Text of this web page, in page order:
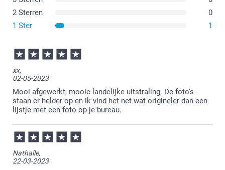
2 Sterren
0
1 Ster
1
xx,
02-05-2023
Mooi afgewerkt, mooie landelijke uitstraling. De foto's
staan er helder op en ik vind het net wat origineler dan een
lijstje met een foto op je bureau.
Nathalle,
22-03-2023